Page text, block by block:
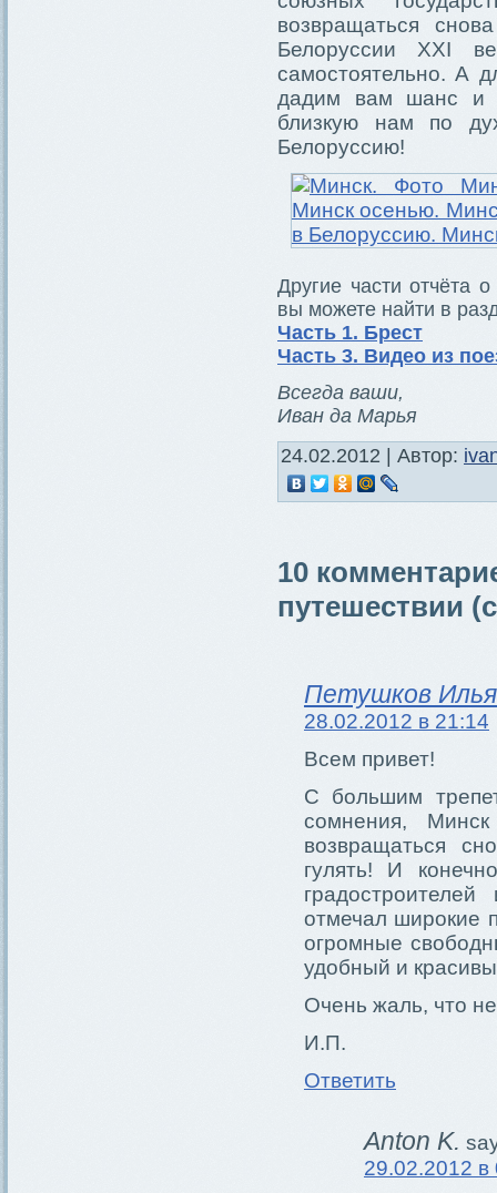
возвращаться
Белоруссии XXI
самостоятельно. А
дадим вам шанс и
близкую нам по
Белоруссию!
Другие части отчёта
вы можете найти в
Часть 1. Брест
Часть 3. Видео из
Всегда ваши,
Иван да Марья
24.02.2012 | Автор:
10
путешествии
Петушков Илья
28.02.2012 в 21:14
Всем привет!
С большим
сомнения,
возвращаться
гулять! И
отмечал широкие
огромные
удобный и
Очень жаль, что
И.П.
Ответить
Anton K.
29.02.2012 в